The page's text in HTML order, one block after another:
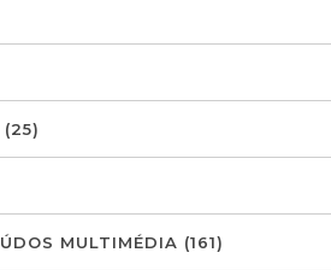
(25)
MULTIMÉDIA (161)